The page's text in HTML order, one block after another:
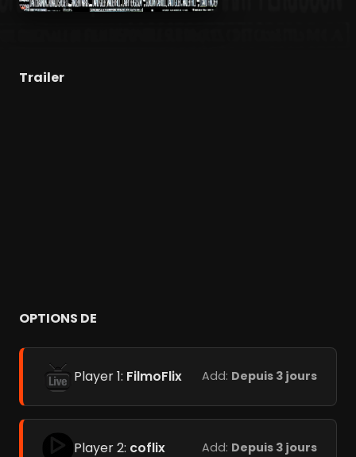
Trailer
OPTIONS DE
Player 1: FilmoFlix Add: Depuis 3 jours
Player 2: coflix Add: Depuis 3 jours